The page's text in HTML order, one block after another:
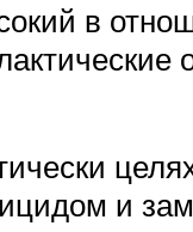
в
и